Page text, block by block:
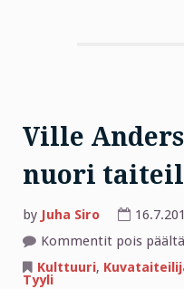
Ville
nuori
by Juha Siro
Kommentit pois päältä
Kulttuuri,
Tyyli